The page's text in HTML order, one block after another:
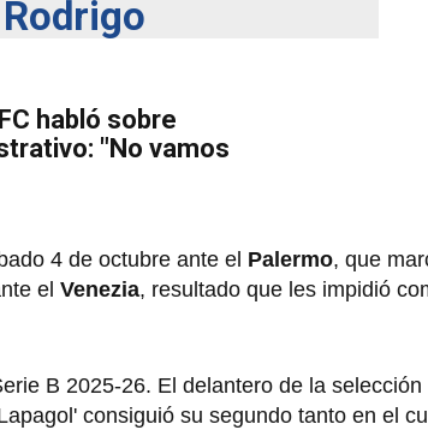
habló sobre
"No vamos
4 de octubre ante el Palermo, que
el Venezia, resultado que les impidió
B 2025-26. El delantero de la
consiguió su segundo tanto en el